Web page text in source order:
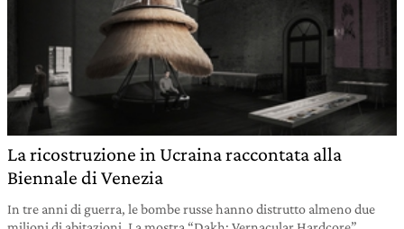
La ricostruzione in Ucraina raccontata alla
Biennale di Venezia
In tre anni di guerra, le bombe russe hanno distrutto almeno due